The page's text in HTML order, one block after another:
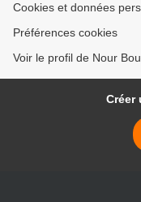
Cookies et données
Préférences cookies
Voir le profil de Nour
Créer